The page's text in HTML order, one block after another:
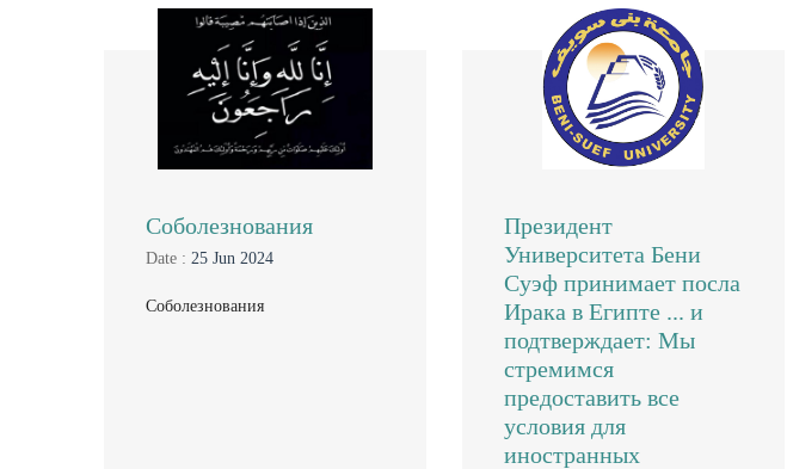
Соболезнования
Date : 25 Jun 2024
Соболезнования
Президент
Университета Бени
Суэф принимает посла
Ирака в Египте ... и
подтверждает: Мы
стремимся
предоставить все
условия для
иностранных